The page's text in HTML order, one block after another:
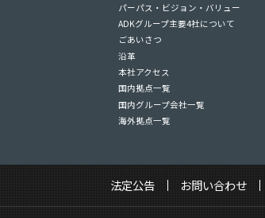
パーパス・ビジョン・バリュー
ADKグループ主要4社について
ごあいさつ
沿革
本社アクセス
国内拠点一覧
国内グループ会社一覧
海外拠点一覧
法定公告 お問い合わせ